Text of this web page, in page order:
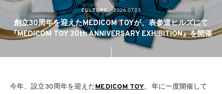
CULTURE 2026.07.03
創立30周年を迎えたMEDICOM TOYが、表参道ヒルズにて
『MEDICOM TOY 30th ANNIVERSARY EXHIBITION』を開催
今年、設立30周年を迎えたMEDICOM TOY。年に一度開催して